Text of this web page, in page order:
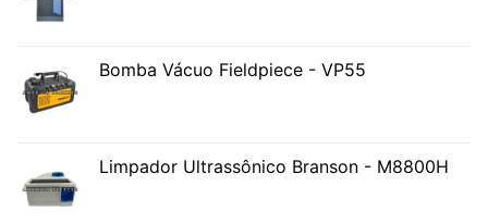
Bomba Vácuo Fieldpiece - VP55
Limpador Ultrassônico Branson - M8800H